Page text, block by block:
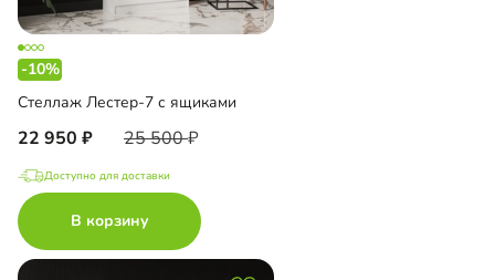
-10%
Стеллаж Лестер-7 с ящиками
22 950 25 500
Доступно для доставки
В корзину